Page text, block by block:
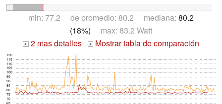
min: 77.2 de promedio: 80.2 mediana: 80.2
(18%) max: 83.2 Watt
+ 2 mas detalles + Mostrar tabla de comparación
65
70
75
80
85
90
95
100
105
110
115
120